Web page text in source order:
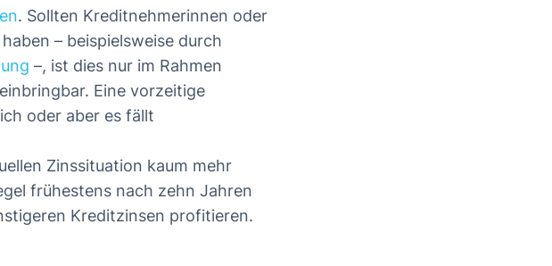
. Sollten Kreditnehmerinnen oder
– beispielsweise durch
–, ist dies nur im Rahmen
Eine vorzeitige
oder aber es fällt
Zinssituation kaum mehr
frühestens nach zehn Jahren
Kreditzinsen profitieren.